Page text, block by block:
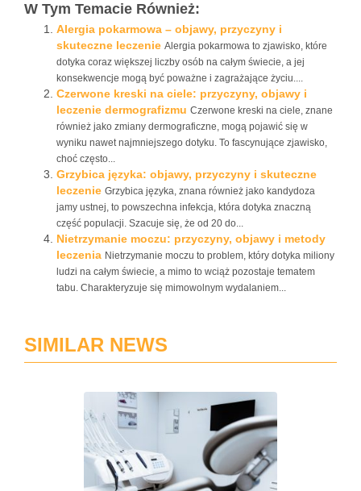
W Tym Temacie Również:
Alergia pokarmowa – objawy, przyczyny i
skuteczne leczenie Alergia pokarmowa to zjawisko, które
dotyka coraz większej liczby osób na całym świecie, a jej
konsekwencje mogą być poważne i zagrażające życiu....
Czerwone kreski na ciele: przyczyny, objawy i
leczenie dermografizmu Czerwone kreski na ciele, znane
również jako zmiany dermograficzne, mogą pojawić się w
wyniku nawet najmniejszego dotyku. To fascynujące zjawisko,
choć często...
Grzybica języka: objawy, przyczyny i skuteczne
leczenie Grzybica języka, znana również jako kandydoza
jamy ustnej, to powszechna infekcja, która dotyka znaczną
część populacji. Szacuje się, że od 20 do...
Nietrzymanie moczu: przyczyny, objawy i metody
leczenia Nietrzymanie moczu to problem, który dotyka miliony
ludzi na całym świecie, a mimo to wciąż pozostaje tematem
tabu. Charakteryzuje się mimowolnym wydalaniem...
SIMILAR NEWS